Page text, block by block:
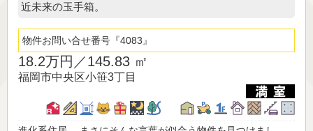
近未来の玉手箱。
物件お問い合せ番号 4083
18.2万円／145.83 ㎡
福岡市中央区小笹3丁目